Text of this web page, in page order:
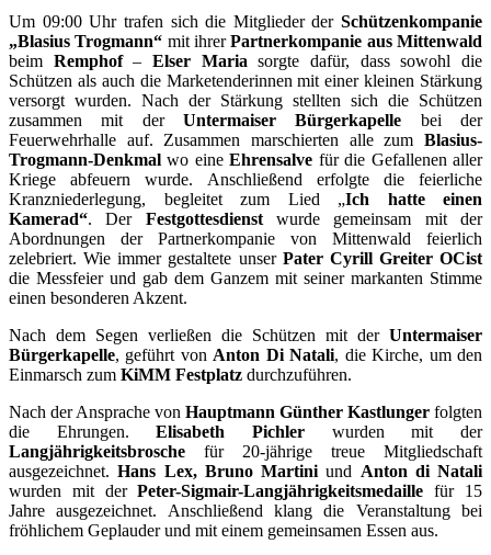
Um 09:00 Uhr trafen sich die Mitglieder der Schützenkompanie
„Blasius Trogmann“ mit ihrerPartnerkompanie aus Mittenwald
beim Remphof–Elser Maria sorgte dafür, dass sowohl die
Schützen als auch die Marketenderinnen mit einer kleinen Stärkung
versorgt wurden. Nach der Stärkung stellten sich die Schützen
zusammen mit derUntermaiser Bürgerkapelle bei der
Feuerwehrhalle auf. Zusammen marschierten alle zum Blasius-
Trogmann-Denkmal wo eineEhrensalve für die Gefallenen aller
Kriege abfeuern wurde. Anschließend erfolgte die feierliche
Kranzniederlegung, begleitet zum Lied „Ich hatte einen
Kamerad“. Der Festgottesdienstwurde gemeinsam mit der
Abordnungen der Partnerkompanie von Mittenwald feierlich
zelebriert. Wie immer gestaltete unser Pater Cyrill Greiter OCist
die Messfeier und gab dem Ganzem mit seiner markanten Stimme
einen besonderen Akzent.
Nach dem Segen verließen die Schützen mit der Untermaiser
Bürgerkapelle, geführt von Anton Di Natali, die Kirche, um den
Einmarsch zum KiMM Festplatz durchzuführen.
Nach der Ansprache von Hauptmann Günther Kastlunger folgten
die Ehrungen.Elisabeth Pichler wurden mit der
Langjährigkeitsbrosche für 20-jährige treue Mitgliedschaft
ausgezeichnet.Hans Lex, Bruno Martini und Anton di Natali
wurden mit derPeter-Sigmair-Langjährigkeitsmedaille für 15
Jahre ausgezeichnet. Anschließend klang die Veranstaltung bei
fröhlichem Geplauder und mit einem gemeinsamen Essen aus.